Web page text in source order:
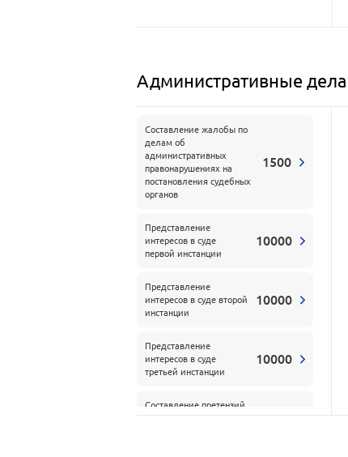
Административные дела
Составление жалобы по
делам об
административных
правонарушениях на
постановления судебных
органов
1500
Представление
интересов в суде
первой инстанции
10000
Представление
интересов в суде второй
инстанции
10000
Представление
интересов в суде
третьей инстанции
10000
Составление претензий,